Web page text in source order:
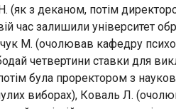
(як з деканом, потім
час залишили університет
М. (очолював кафедру
четвертини ставки для
була проректором з
виборах), Коваль Л.